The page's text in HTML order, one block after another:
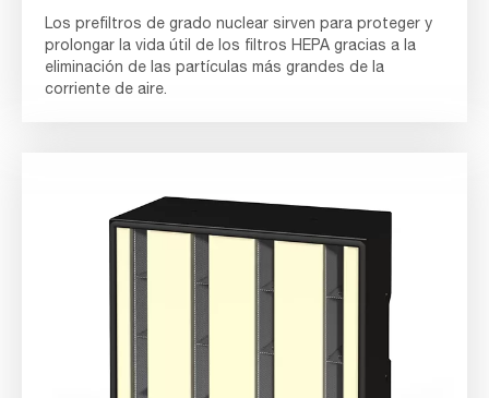
Los prefiltros de grado nuclear sirven para proteger y
prolongar la vida útil de los filtros HEPA gracias a la
eliminación de las partículas más grandes de la
corriente de aire.